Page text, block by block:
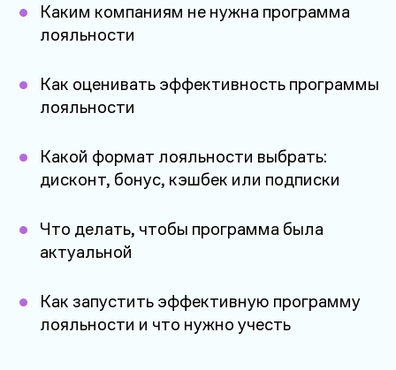
Каким компаниям не нужна программа
лояльности
Как оценивать эффективность программы
лояльности
Какой формат лояльности выбрать:
дисконт, бонус, кэшбек или подписки
Что делать, чтобы программа была
актуальной
Как запустить эффективную программу
лояльности и что нужно учесть